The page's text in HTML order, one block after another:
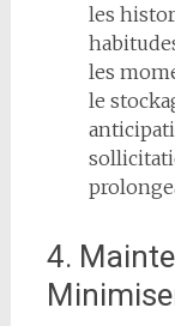
les
les
le
4.